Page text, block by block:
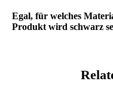
Egal, für welches
Produkt wird schwarz